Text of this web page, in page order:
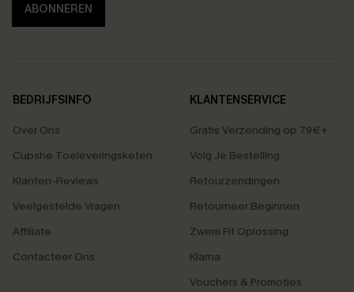
ABONNEREN
BEDRIJFSINFO
Over Ons
Cupshe Toeleveringsketen
Klanten-Reviews
Veelgestelde Vragen
Affiliate
Contacteer Ons
KLANTENSERVICE
Gratis Verzending op 79€+
Volg Je Bestelling
Retourzendingen
Retourneer Beginnen
Zwem Fit Oplossing
Klarna
Vouchers & Promoties